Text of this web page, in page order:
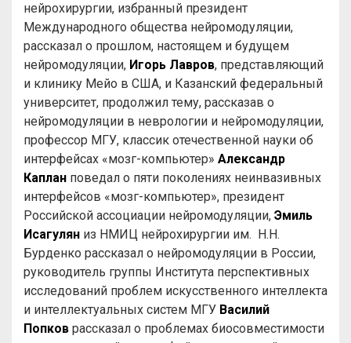
нейрохирургии, избранный президент
Международного общества нейромодуляции,
рассказал о прошлом, настоящем и будущем
нейромодуляции, Игорь Лавров, представляющий
и клинику Мейо в США, и Казанский федеральный
университет, продолжил тему, рассказав о
нейромодуляции в неврологии и нейромодуляции,
профессор МГУ, классик отечественной науки об
интерфейсах «мозг-компьютер» Александр
Каплан поведал о пяти поколениях неинвазивных
интерфейсов «мозг-компьютер», президент
Российской ассоциации нейромодуляции, Эмиль
Исагулян из НМИЦ нейрохирургии им. Н.Н.
Бурденко рассказал о нейромодуляции в России,
руководитель группы Института перспективных
исследований проблем искусственного интеллекта
и интеллектуальных систем МГУ Василий
Попков рассказал о проблемах биосовместимости